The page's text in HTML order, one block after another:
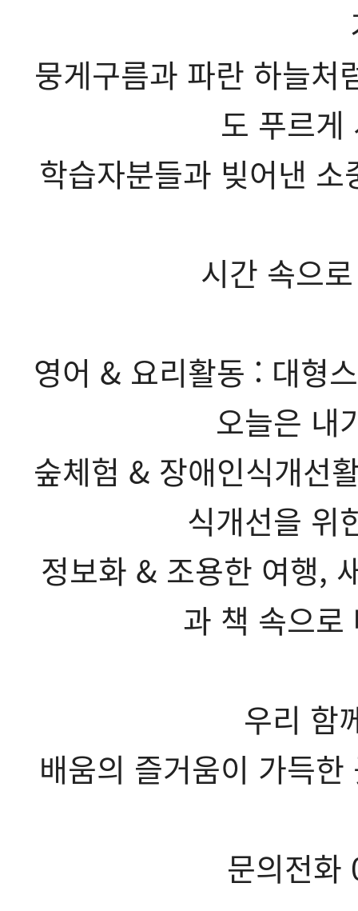
뭉게구름과 파란 하늘처
도 푸르게
학습자분들과 빚어낸
시간 속으
영어 & 요리활동 : 대형
오늘은 내
숲체험 & 장애인식개선
식개선을 위
정보화 & 조용한 여행,
과 책 속으로
우리 함
배움의 즐거움이 가득
문의전